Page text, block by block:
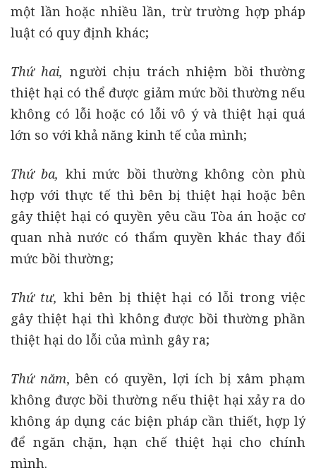
một lần hoặc nhiều lần, trừ trường hợp pháp
luật có quy định khác;
Thứ hai, người chịu trách nhiệm bồi thường
thiệt hại có thể được giảm mức bồi thường nếu
không có lỗi hoặc có lỗi vô ý và thiệt hại quá
lớn so với khả năng kinh tế của mình;
Thứ ba, khi mức bồi thường không còn phù
hợp với thực tế thì bên bị thiệt hại hoặc bên
gây thiệt hại có quyền yêu cầu Tòa án hoặc cơ
quan nhà nước có thẩm quyền khác thay đổi
mức bồi thường;
Thứ tư, khi bên bị thiệt hại có lỗi trong việc
gây thiệt hại thì không được bồi thường phần
thiệt hại do lỗi của mình gây ra;
Thứ năm, bên có quyền, lợi ích bị xâm phạm
không được bồi thường nếu thiệt hại xảy ra do
không áp dụng các biện pháp cần thiết, hợp lý
để ngăn chặn, hạn chế thiệt hại cho chính
mình.